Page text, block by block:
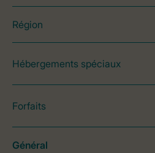
Région
Hébergements spéciaux
Forfaits
Général